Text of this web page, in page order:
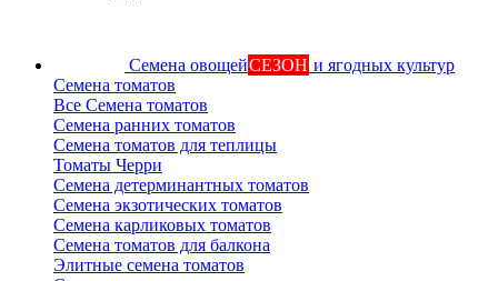
Семена овощейСЕЗОН и ягодных культур
Семена томатов
Все Семена томатов
Семена ранних томатов
Семена томатов для теплицы
Томаты Черри
Семена детерминантных томатов
Семена экзотических томатов
Семена карликовых томатов
Семена томатов для балкона
Элитные семена томатов